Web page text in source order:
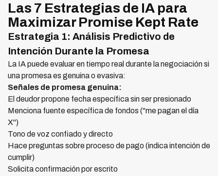
Las 7 Estrategias de IA para
Maximizar Promise Kept Rate
Estrategia 1: Análisis Predictivo de
Intención Durante la Promesa
La IA puede evaluar en tiempo real durante la negociación si
una promesa es genuina o evasiva:
Señales de promesa genuina:
El deudor propone fecha específica sin ser presionado
Menciona fuente específica de fondos ("me pagan el día
X")
Tono de voz confiado y directo
Hace preguntas sobre proceso de pago (indica intención de
cumplir)
Solicita confirmación por escrito